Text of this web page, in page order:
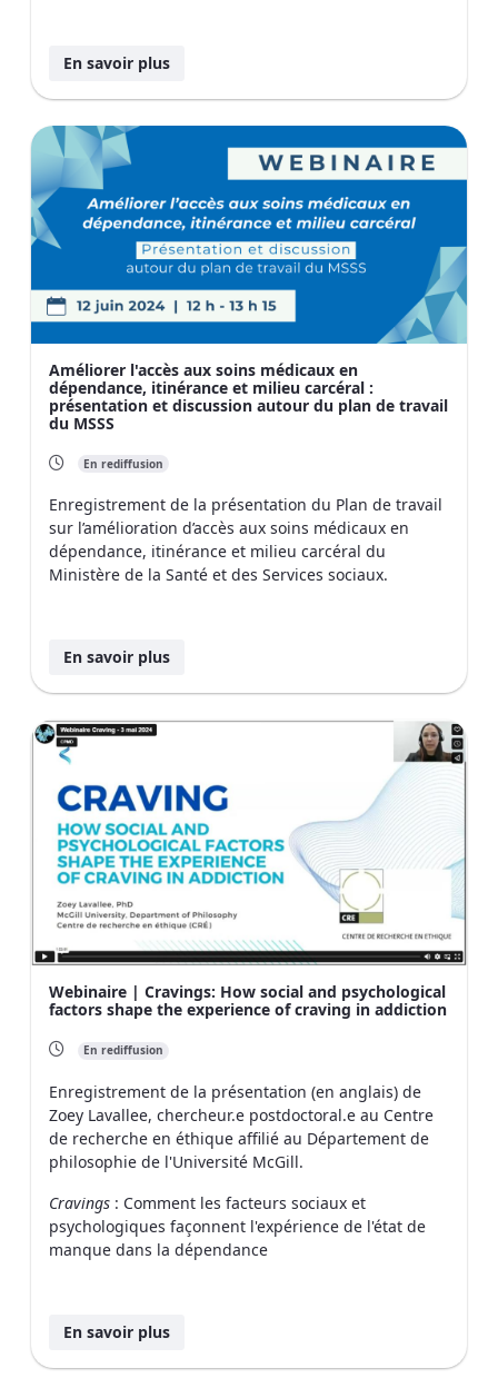
En savoir plus
Améliorer l'accès aux soins médicaux en
dépendance, itinérance et milieu carcéral :
présentation et discussion autour du plan de travail
du MSSS
En rediffusion
Enregistrement de la présentation du Plan de travail
sur l’amélioration d’accès aux soins médicaux en
dépendance, itinérance et milieu carcéral du
Ministère de la Santé et des Services sociaux.
En savoir plus
Webinaire | Cravings: How social and psychological
factors shape the experience of craving in addiction
En rediffusion
Enregistrement de la présentation (en anglais) de
Zoey Lavallee, chercheur.e postdoctoral.e au Centre
de recherche en éthique affilié au Département de
philosophie de l'Université McGill.
Cravings : Comment les facteurs sociaux et
psychologiques façonnent l'expérience de l'état de
manque dans la dépendance
En savoir plus